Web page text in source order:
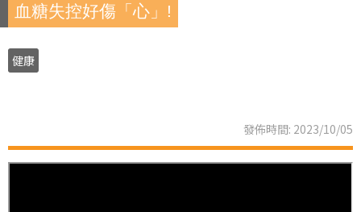
血糖失控好傷「心」!
健康
發佈時間: 2023/10/05